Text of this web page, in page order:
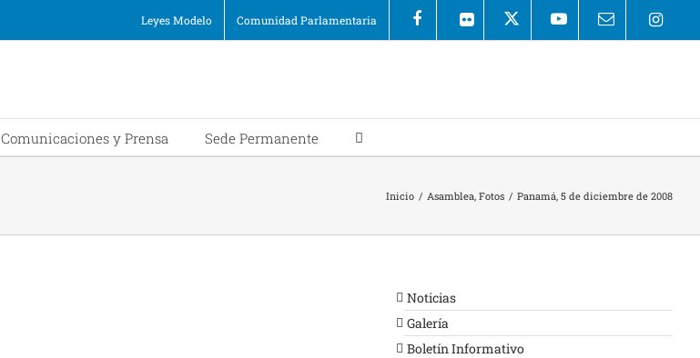
Leyes Modelo Comunidad Parlamentaria
Comunicaciones y Prensa Sede Permanente
Inicio / Asamblea, Fotos / Panamá, 5 de diciembre de 2008
Noticias
Galería
Boletín Informativo